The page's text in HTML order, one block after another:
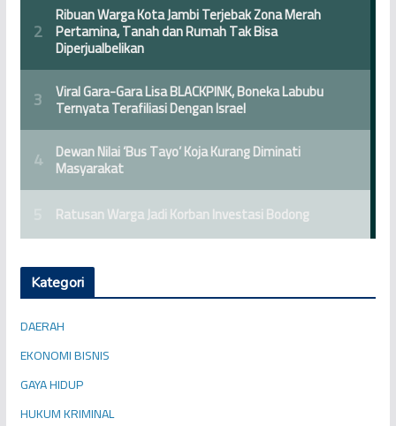
Kategori
DAERAH
EKONOMI BISNIS
GAYA HIDUP
HUKUM KRIMINAL